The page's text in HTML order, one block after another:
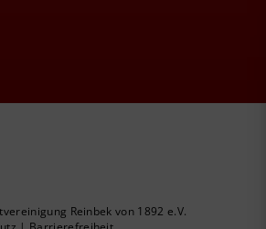
Reinbek von 1892 e.V.